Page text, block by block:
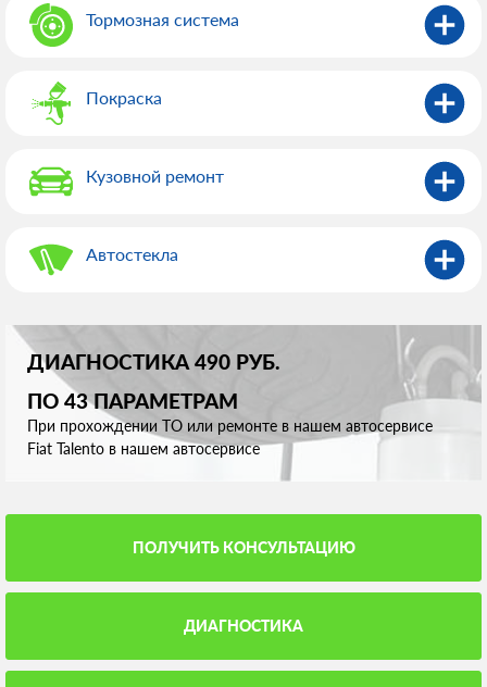
Тормозная система
Покраска
Кузовной ремонт
Автостекла
ДИАГНОСТИКА 490 РУБ.
ПО 43 ПАРАМЕТРАМ
При прохождении ТО или ремонте в нашем автосервисе
Fiat Talento в нашем автосервисе
ПОЛУЧИТЬ КОНСУЛЬТАЦИЮ
ДИАГНОСТИКА